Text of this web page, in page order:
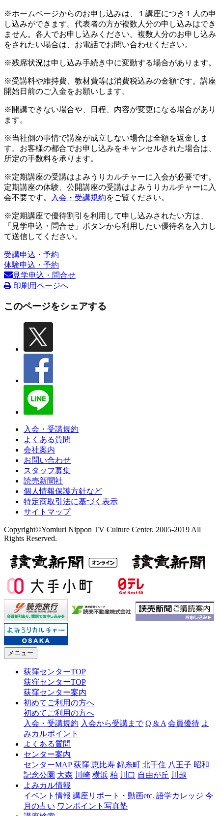
※ホームページからのお申し込みは、１講座につき１人の申
し込みができます。代表者の方が複数人分の申し込みはでき
ません。各人でお申し込みください。複数人分のお申し込み
をされたい場合は、お電話でお問い合わせください。
※残席状況は申し込み手続き中に変動する場合があります。
※受講料や維持費、教材費等は消費税込みの金額です。講座
開始日前のご入金をお願いします。
※開講できない場合や、日程、内容が変更になる場合があり
ます。
※当社側の事情で講座が成立しない場合は全額を返金しま
す。お客様の都合でお申し込みをキャンセルされた場合は、
所定の手数料を承ります。
※定期講座の受講はよみうりカルチャーに入会が必要です。
定期講座の体験、公開講座の受講はよみうりカルチャーに入
会不要です。
入会・受講規約をご覧ください。
※定期講座で優待割引を利用して申し込みされたい方は、
「見学申込・問合せ」ボタンから利用したい優待名を入力し
て送信してください。
受講申込・予約
体験申込・予約
見学申込・問合せ
印刷用ページへ
このページをシェアする
入会・受講規約
よくある質問
会社案内
お問い合わせ
スタッフ募集
読売新聞社
個人情報保護方針など
特定商取引法に基づく表示
サイトマップ
Copyright©Yomiuri Nippon TV Culture Center. 2005-2019 All
Rights Reserved.
メニュー
荻窪センターTOP
荻窪センターTOP
荻窪センター案内
初めてご利用の方へ
初めてご利用の方へ
入会・受講規約 入会から受講まで Q & A 会員優待 よ
みカルポイント
よくある質問
センター案内
センターMAP 荻窪 恵比寿 錦糸町 北千住 八王子 昭和
記念公園 大森 川崎 横浜 柏 川口 自由が丘 川越
よみカル情報
イベント情報 講座リポート・動画etc. 語学カレッジ 今
月の占い ワンポイント写真塾